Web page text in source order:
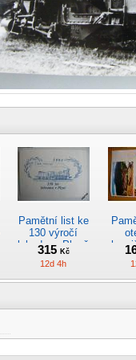
Pamětní list ke
130 výročí
lokodepa Plzeň
*2963
315 Kč
12d 4h
Časopis